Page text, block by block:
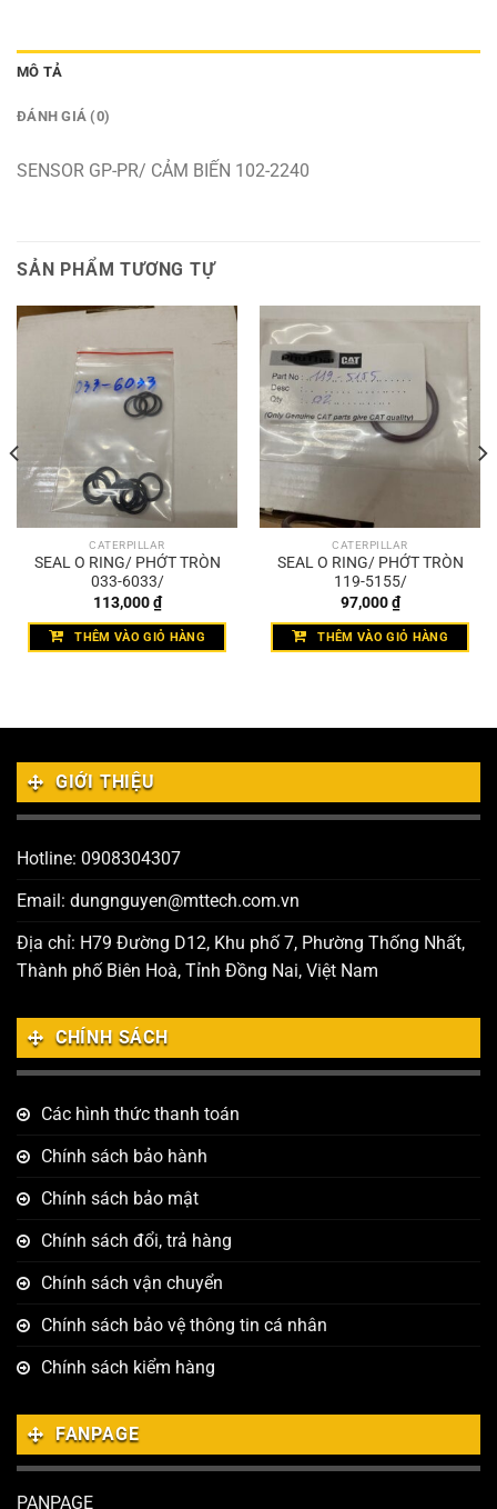
MÔ TẢ
ĐÁNH GIÁ (0)
SENSOR GP-PR/ CẢM BIẾN 102-2240
SẢN PHẨM TƯƠNG TỰ
CATERPILLAR
SEAL O RING/ PHỚT TRÒN
033-6033/
113,000₫
THÊM VÀO GIỎ HÀNG
CATERPILLAR
SEAL O RING/ PHỚT TRÒN
119-5155/
97,000₫
THÊM VÀO GIỎ HÀNG
GIỚI THIỆU
Hotline: 0908304307
Email: dungnguyen@mttech.com.vn
Địa chỉ: H79 Đường D12, Khu phố 7, Phường Thống Nhất,
Thành phố Biên Hoà, Tỉnh Đồng Nai, Việt Nam
CHÍNH SÁCH
Các hình thức thanh toán
Chính sách bảo hành
Chính sách bảo mật
Chính sách đổi, trả hàng
Chính sách vận chuyển
Chính sách bảo vệ thông tin cá nhân
Chính sách kiểm hàng
FANPAGE
PANPAGE